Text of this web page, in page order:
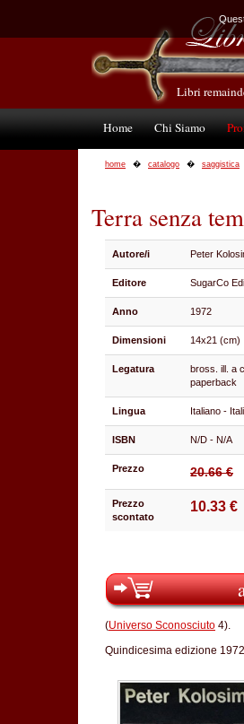
Libri
Home Chi Siamo
home catalogo saggistica
Terra senza
Autore/i Peter
Editore SugarCo
Anno 1972
Dimensioni 14x21 (cm)
Legatura
bross. ill. a
paperback
Lingua Italiano -
ISBN N/D - N/A
Prezzo 20.66 €
Prezzo
scontato
10.33 €
(Universo Sconosciuto 4).
Quindicesima edizione